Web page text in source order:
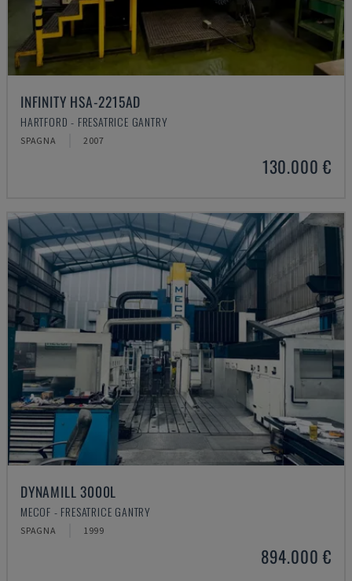
INFINITY HSA-2215AD
HARTFORD - FRESATRICE GANTRY
SPAGNA 2007
130.000 €
DYNAMILL 3000L
MECOF - FRESATRICE GANTRY
SPAGNA 1999
894.000 €